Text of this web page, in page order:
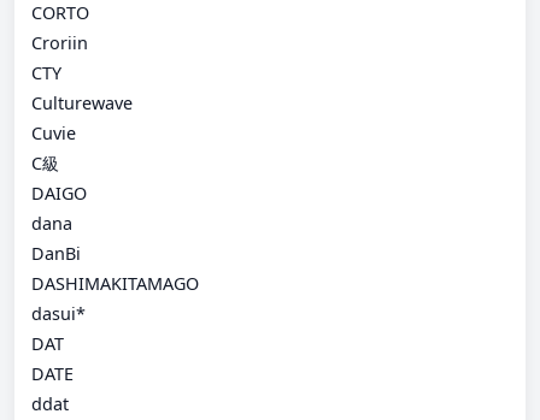
CORTO
Croriin
CTY
Culturewave
Cuvie
C級
DAIGO
dana
DanBi
DASHIMAKITAMAGO
dasui*
DAT
DATE
ddat